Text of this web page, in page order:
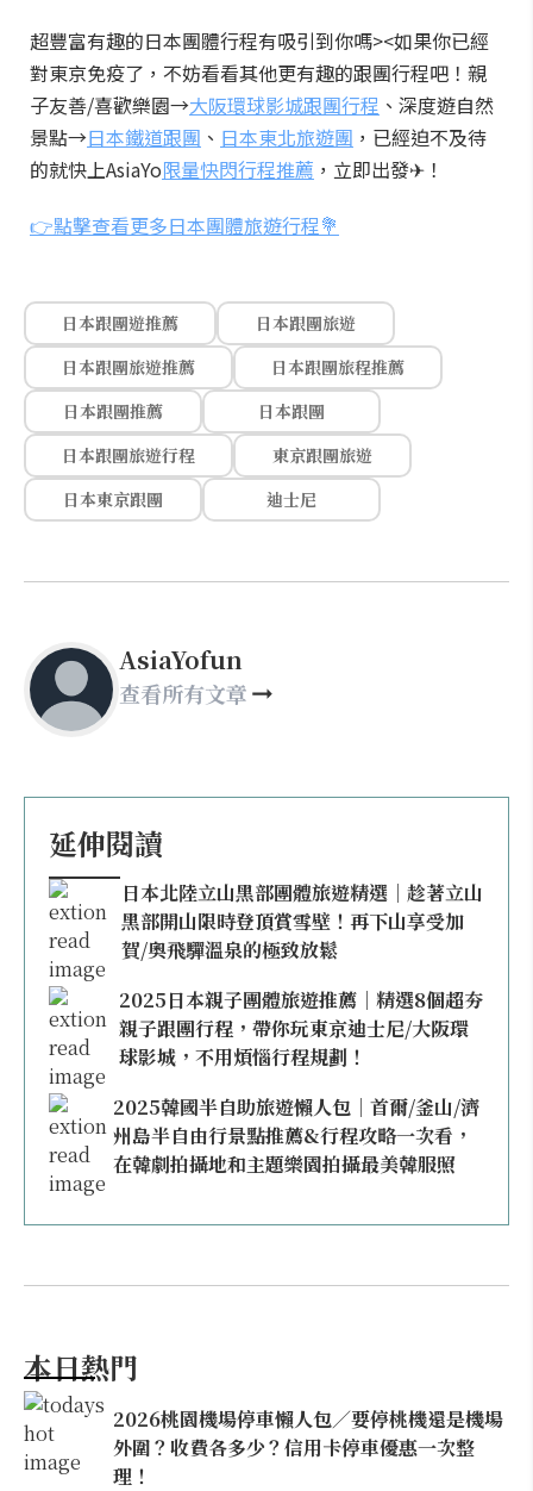
超豐富有趣的日本團體行程有吸引到你嗎><如果你已經
對東京免疫了，不妨看看其他更有趣的跟團行程吧！親
子友善/喜歡樂園→大阪環球影城跟團行程 、深度遊自然
景點→日本鐵道跟團 、 日本東北旅遊團 ，已經迫不及待
的就快上AsiaYo限量快閃行程推薦 ，立即出發✈！
👉點擊查看更多日本團體旅遊行程💐
日本跟團遊推薦
日本跟團旅遊
日本跟團旅遊推薦
日本跟團旅程推薦
日本跟團推薦
日本跟團
日本跟團旅遊行程
東京跟團旅遊
日本東京跟團
迪士尼
AsiaYofun
查看所有文章
延伸閱讀
日本北陸立山黑部團體旅遊精選｜趁著立山
黑部開山限時登頂賞雪壁！再下山享受加
賀/奧飛驒溫泉的極致放鬆
2025日本親子團體旅遊推薦｜精選8個超夯
親子跟團行程，帶你玩東京迪士尼/大阪環
球影城，不用煩惱行程規劃！
2025韓國半自助旅遊懶人包｜首爾/釜山/濟
州島半自由行景點推薦&行程攻略一次看，
在韓劇拍攝地和主題樂園拍攝最美韓服照
本日熱門
2026桃園機場停車懶人包／要停桃機還是機場
外圍？收費各多少？信用卡停車優惠一次整
理！